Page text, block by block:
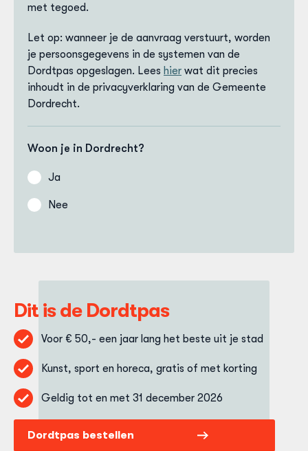
met tegoed.
Let op: wanneer je de aanvraag verstuurt, worden
je persoonsgegevens in de systemen van de
Dordtpas opgeslagen. Lees hier wat dit precies
inhoudt in de privacyverklaring van de Gemeente
Dordrecht.
Woon je in Dordrecht?
Ja
Nee
Dit is de Dordtpas
Voor € 50,- een jaar lang het beste uit je stad
Kunst, sport en horeca, gratis of met korting
Geldig tot en met 31 december 2026
Dordtpas bestellen